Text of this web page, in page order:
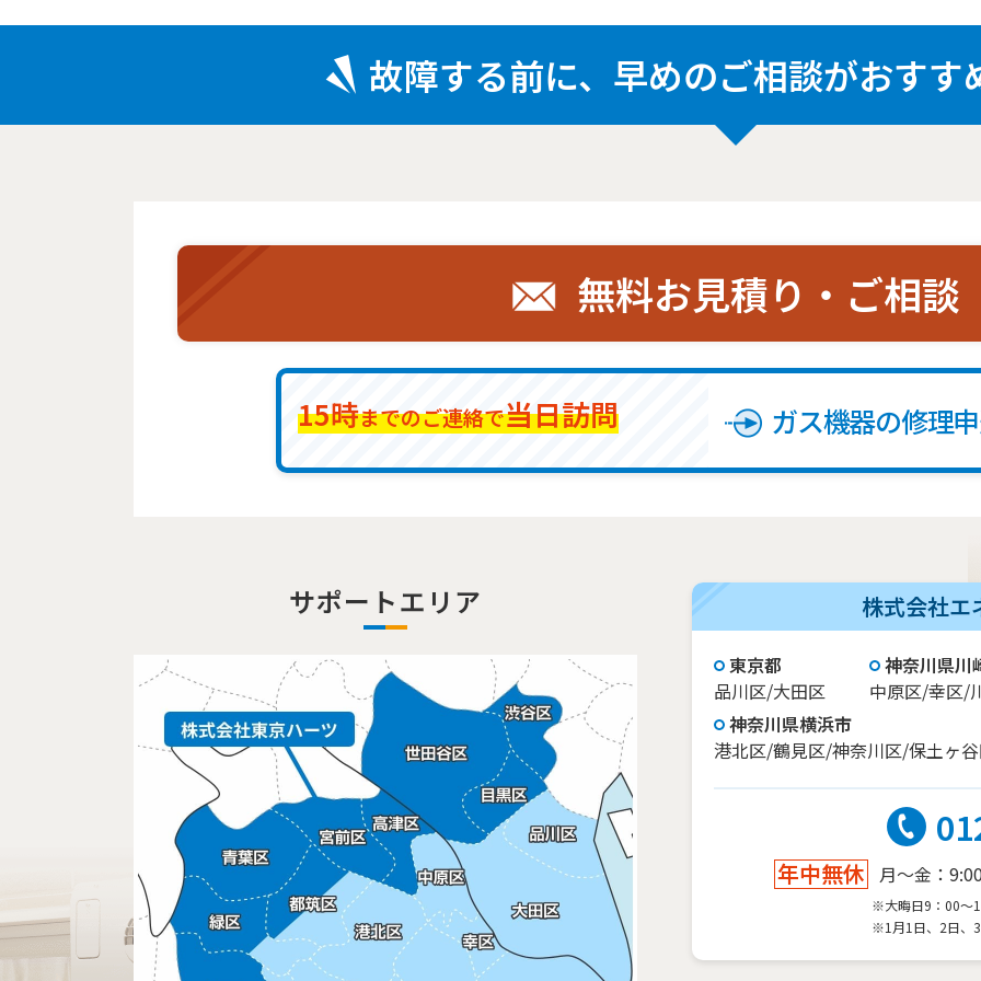
故障する前に、 早めのご相談がおすす
無料お見積り・ご相談
15時までのご連絡で当日訪問 ガス機器の修理
サポートエリア 株式会社エ
東京都
品川区/大田区
神奈川県川
中原区/幸区/
神奈川県横浜市
港北区/鶴見区/神奈川区/保土ヶ
年中無休 月～金：
※大晦日9：00～
※1月1日、2日、